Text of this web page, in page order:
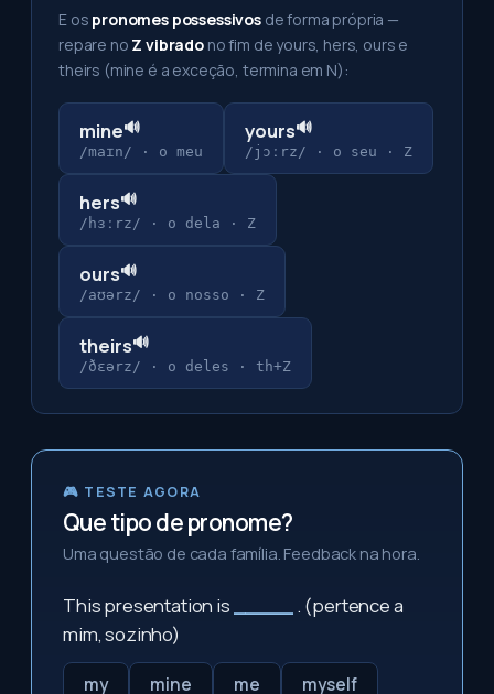
E os pronomes possessivos de forma própria —
repare no Z vibradono fim de yours, hers, ours e
theirs (mine é a exceção, termina em N):
mine🔊
/maɪn/ · o meu
yours🔊
/jɔːrz/ · o seu · Z
hers🔊
/hɜːrz/ · o dela · Z
ours🔊
/aʊərz/ · o nosso · Z
theirs🔊
/ðɛərz/ · o deles · th+Z
🎮 TESTE AGORA
Que tipo de pronome?
Uma questão de cada família. Feedback na hora.
This presentation is
. (pertence a
mim, sozinho)
my mine me myself